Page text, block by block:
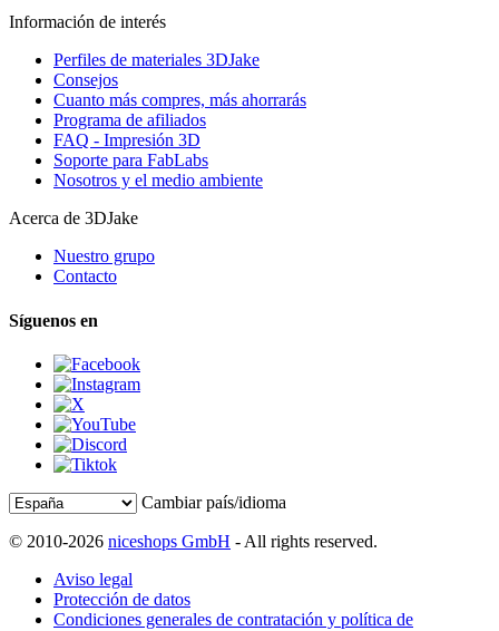
Información de interés
Perfiles de materiales 3DJake
Consejos
Cuanto más compres, más ahorrarás
Programa de afiliados
FAQ - Impresión 3D
Soporte para FabLabs
Nosotros y el medio ambiente
Acerca de 3DJake
Nuestro grupo
Contacto
Síguenos en
Cambiar país/idioma
© 2010-2026 niceshops GmbH - All rights reserved.
Aviso legal
Protección de datos
Condiciones generales de contratación y política de